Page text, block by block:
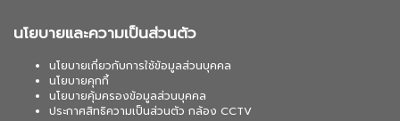
นโยบายและความเป็นส่วนตัว
นโยบายเกี่ยวกับการใช้ข้อมูลส่วนบุคคล
นโยบายคุกกี้
นโยบายคุ้มครองข้อมูลส่วนบุคคล
ประกาศสิทธิความเป็นส่วนตัว กล้อง CCTV